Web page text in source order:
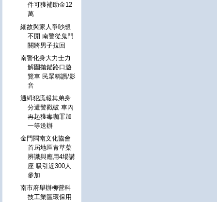
件可獲補助金12
萬
細故與家人爭吵想
不開 南警從鬼門
關將男子拉回
南警化身大力士力
解圍拋錨路口遊
覽車 民眾稱讚/影
音
通緝犯謊報其弟身
分遭警戳破 車內
再起獲毒咖罪加
一等送辦
金門閩南文化協會
首屆地區青草藥
辨識與應用4場講
座 吸引近300人
參加
南市府舉辦柳營科
技工業區環保用